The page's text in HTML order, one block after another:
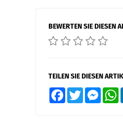
BEWERTEN SIE DIESEN
TEILEN SIE DIESEN
FacebookTwitter